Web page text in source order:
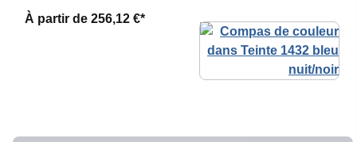
À partir de 256,12 €*